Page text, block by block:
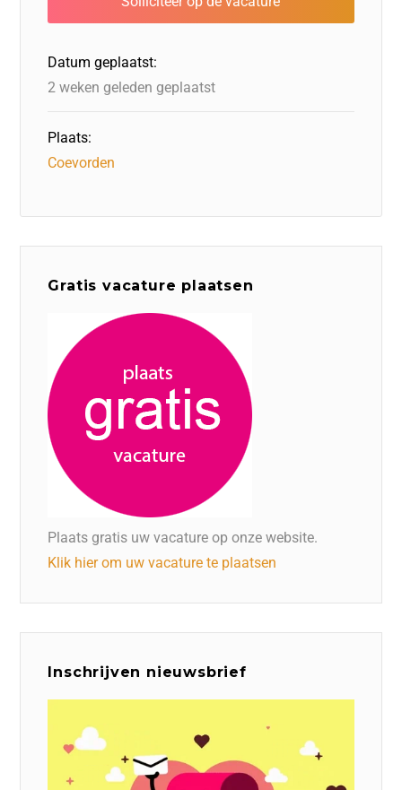
o
o
k
n o
n
s
p
Datum geplaatst:
2 weken geleden geplaatst
Plaats:
Coevorden
Gratis vacature plaatsen
Plaats gratis uw vacature op onze website.
Klik hier om uw vacature te plaatsen
Inschrijven nieuwsbrief